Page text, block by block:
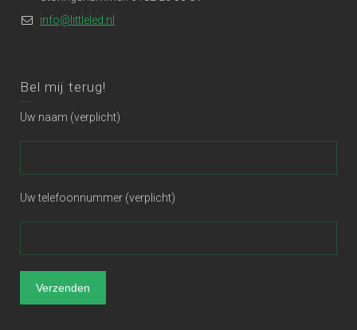
info@littleled.nl
Bel mij terug!
Uw naam (verplicht)
Uw telefoonnummer (verplicht)